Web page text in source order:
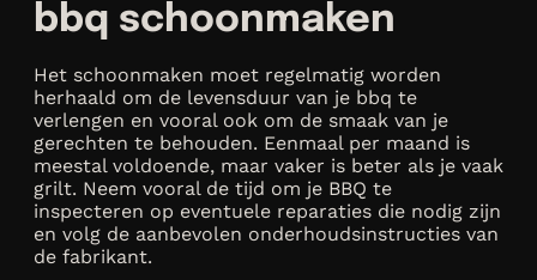
bbq schoonmaken
Het schoonmaken moet regelmatig worden
herhaald om de levensduur van je bbq te
verlengen en vooral ook om de smaak van je
gerechten te behouden. Eenmaal per maand is
meestal voldoende, maar vaker is beter als je vaak
grilt. Neem vooral de tijd om je BBQ te
inspecteren op eventuele reparaties die nodig zijn
en volg de aanbevolen onderhoudsinstructies van
de fabrikant.